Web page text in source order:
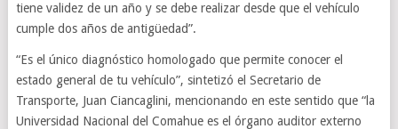
tiene validez de un año y se debe realizar desde que el vehículo
cumple dos años de antigüedad”.
“Es el único diagnóstico homologado que permite conocer el
estado general de tu vehículo”, sintetizó el Secretario de
Transporte, Juan Ciancaglini, mencionando en este sentido que “la
Universidad Nacional del Comahue es el órgano auditor externo